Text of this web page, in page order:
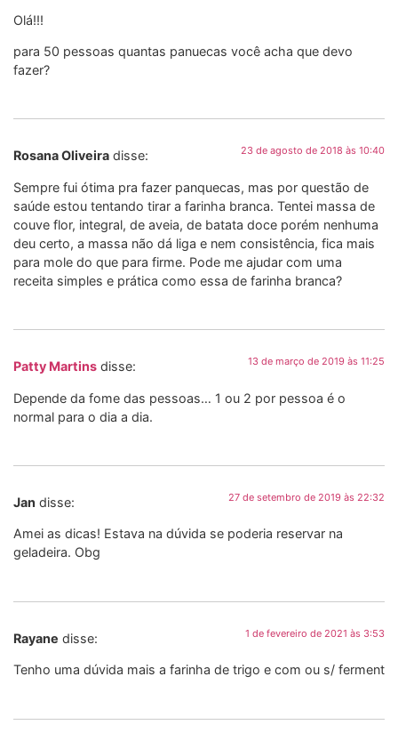
Olá!!!
para 50 pessoas quantas panuecas você acha que devo
fazer?
Rosana Oliveira disse: 23 de agosto de 2018 às 10:40
Sempre fui ótima pra fazer panquecas, mas por questão de
saúde estou tentando tirar a farinha branca. Tentei massa de
couve flor, integral, de aveia, de batata doce porém nenhuma
deu certo, a massa não dá liga e nem consistência, fica mais
para mole do que para firme. Pode me ajudar com uma
receita simples e prática como essa de farinha branca?
Patty Martins disse: 13 de março de 2019 às 11:25
Depende da fome das pessoas… 1 ou 2 por pessoa é o
normal para o dia a dia.
Jan disse: 27 de setembro de 2019 às 22:32
Amei as dicas! Estava na dúvida se poderia reservar na
geladeira. Obg
Rayane disse: 1 de fevereiro de 2021 às 3:53
Tenho uma dúvida mais a farinha de trigo e com ou s/ ferment